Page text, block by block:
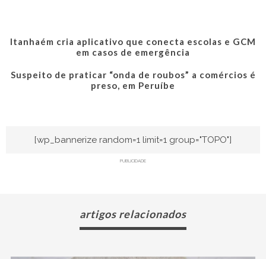
Itanhaém cria aplicativo que conecta escolas e GCM
em casos de emergência
Suspeito de praticar “onda de roubos” a comércios é
preso, em Peruíbe
[wp_bannerize random=1 limit=1 group="TOPO"]
PUBLICIDADE
artigos relacionados